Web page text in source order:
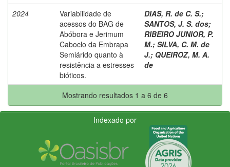
2024
Variabilidade de
acessos do BAG de
Abóbora e Jerimum
Caboclo da Embrapa
Semiárido quanto à
resistência a estresses
bióticos.
DIAS, R. de C. S.;
SANTOS, J. S. dos;
RIBEIRO JUNIOR, P.
M.; SILVA, C. M. de
J.; QUEIROZ, M. A.
de
Mostrando resultados 1 a 6 de 6
Indexado por